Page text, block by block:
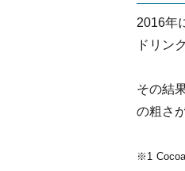
2016年
ドリン
その結
の粗さ
※1